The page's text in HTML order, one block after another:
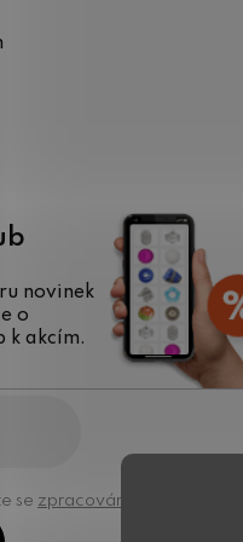
novinek
o
k akcím.
se zpracováním osobních